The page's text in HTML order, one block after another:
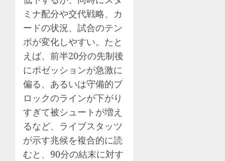
ミナ配分や交代戦略、カ
ードの状況、試合のテン
ポが変化しやすい。たと
えば、前半20分の先制後
にポゼッションが急激に
偏る、あるいは守備的ブ
ロックのラインが下がり
すぎて被シュートが増え
るなど、ライブスタッツ
が示す兆候を複合的に読
むと、90分の結末に対す